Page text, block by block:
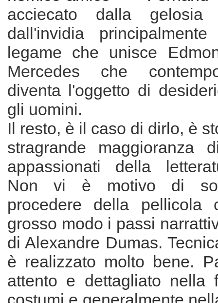
acciecato dalla gelosia
dall'invidia
legame che unisce
Mercedes che
diventa l'oggetto di
gli uomini.
Il resto, è il caso di dirlo, è
stragrande maggioranza
appassionati della
Non vi è motivo di
procedere della pellicola
grosso modo i passi
di Alexandre Dumas.
è realizzato molto bene.
attento e dettagliato nella